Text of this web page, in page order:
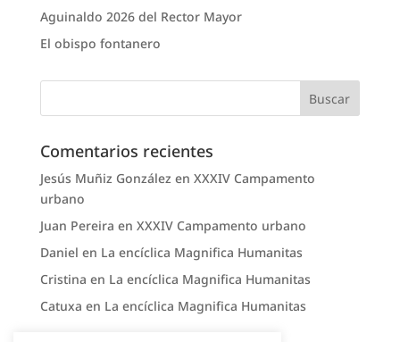
Aguinaldo 2026 del Rector Mayor
El obispo fontanero
Comentarios recientes
Jesús Muñiz González en XXXIV Campamento
urbano
Juan Pereira en XXXIV Campamento urbano
Daniel en La encíclica Magnifica Humanitas
Cristina en La encíclica Magnifica Humanitas
Catuxa en La encíclica Magnifica Humanitas